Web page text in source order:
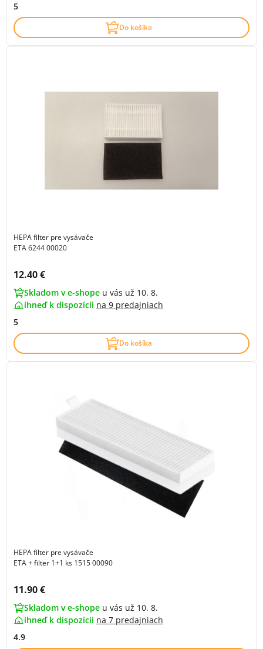
5
Do košíka
HEPA filter pre vysávače
ETA 6244 00020
Cena s DPH:
12.40 €
Skladom v e-shope u vás už 10. 8.
ihneď k dispozícii na 9 predajniach
5
Do košíka
HEPA filter pre vysávače
ETA + filter 1+1 ks 1515 00090
Cena s DPH:
11.90 €
Skladom v e-shope u vás už 10. 8.
ihneď k dispozícii na 7 predajniach
4.9